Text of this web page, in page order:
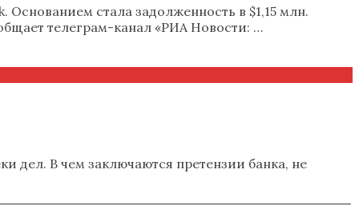
стала задолженность в $1,15 млн.
телеграм-канал «РИА Новости: …
дел. В чем заключаются претензии банка, не